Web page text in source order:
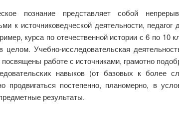
познание представляет собой
к источниковедческой деятельности,
курса по отечественной истории с 6 по
Учебно-исследовательская
работе с источниками, грамотно
навыков (от базовых к более
продвигаться постепенно, планомерно, в
результаты.